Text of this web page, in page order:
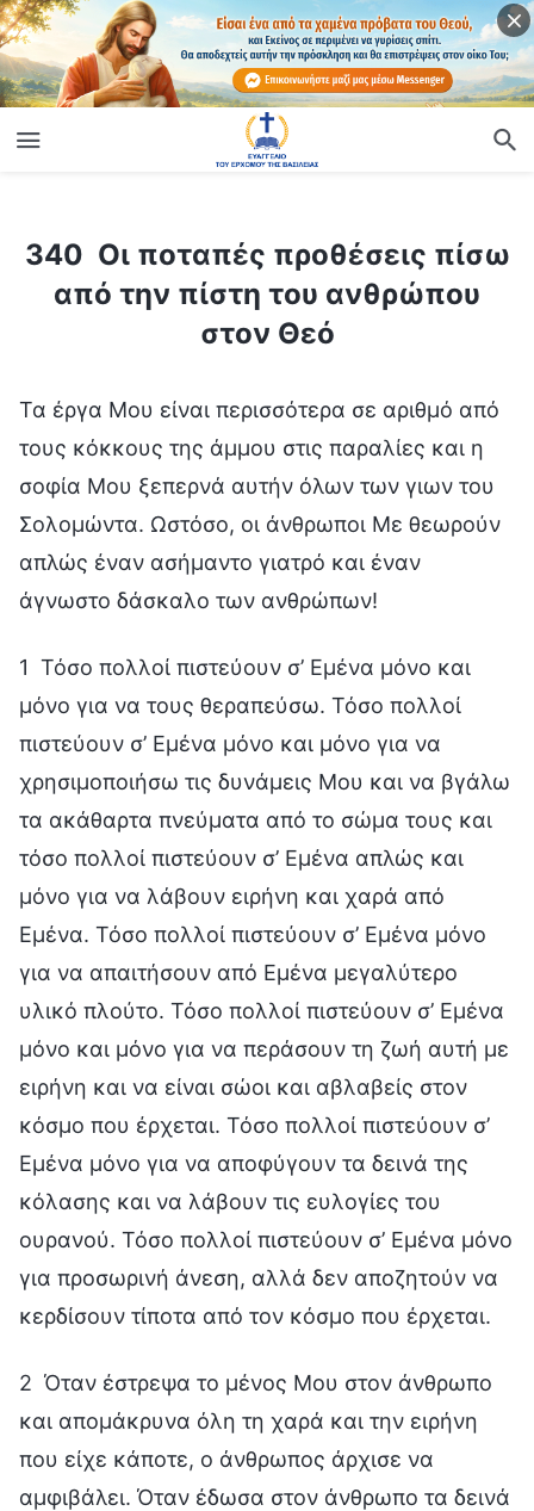
340 Οι ποταπές προθέσεις πίσω
από την πίστη του ανθρώπου
στον Θεό
Τα έργα Μου είναι περισσότερα σε αριθμό από
τους κόκκους της άμμου στις παραλίες και η
σοφία Μου ξεπερνά αυτήν όλων των γιων του
Σολομώντα. Ωστόσο, οι άνθρωποι Με θεωρούν
απλώς έναν ασήμαντο γιατρό και έναν
άγνωστο δάσκαλο των ανθρώπων!
1 Τόσο πολλοί πιστεύουν σ’ Εμένα μόνο και
μόνο για να τους θεραπεύσω. Τόσο πολλοί
πιστεύουν σ’ Εμένα μόνο και μόνο για να
χρησιμοποιήσω τις δυνάμεις Μου και να βγάλω
τα ακάθαρτα πνεύματα από το σώμα τους και
τόσο πολλοί πιστεύουν σ’ Εμένα απλώς και
μόνο για να λάβουν ειρήνη και χαρά από
Εμένα. Τόσο πολλοί πιστεύουν σ’ Εμένα μόνο
για να απαιτήσουν από Εμένα μεγαλύτερο
υλικό πλούτο. Τόσο πολλοί πιστεύουν σ’ Εμένα
μόνο και μόνο για να περάσουν τη ζωή αυτή με
ειρήνη και να είναι σώοι και αβλαβείς στον
κόσμο που έρχεται. Τόσο πολλοί πιστεύουν σ’
Εμένα μόνο για να αποφύγουν τα δεινά της
κόλασης και να λάβουν τις ευλογίες του
ουρανού. Τόσο πολλοί πιστεύουν σ’ Εμένα μόνο
για προσωρινή άνεση, αλλά δεν αποζητούν να
κερδίσουν τίποτα από τον κόσμο που έρχεται.
2 Όταν έστρεψα το μένος Μου στον άνθρωπο
και απομάκρυνα όλη τη χαρά και την ειρήνη
που είχε κάποτε, ο άνθρωπος άρχισε να
αμφιβάλει. Όταν έδωσα στον άνθρωπο τα δεινά